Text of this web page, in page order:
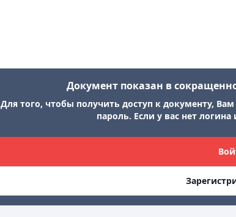
Документ показан в
Для того, чтобы получить доступ к документу,
пароль. Если у вас нет